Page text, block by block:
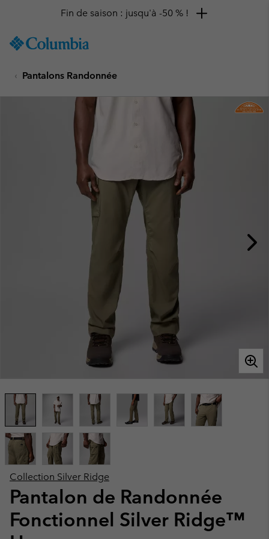
TO
SKIP
Fin de saison : jusqu'à -50 % !
Pantalons Randonnée
Collection Silver Ridge
Pantalon de Randonnée
Fonctionnel Silver Ridge™